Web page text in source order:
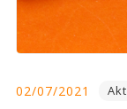
02/07/2021